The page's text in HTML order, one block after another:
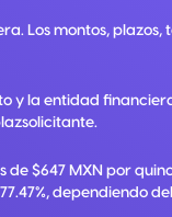
montos, plazos,
y la entidad
$647 MXN por
dependiendo